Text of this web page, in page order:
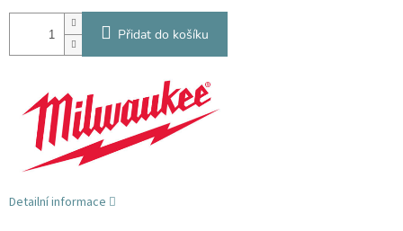
Přidat do košíku
Detailní informace